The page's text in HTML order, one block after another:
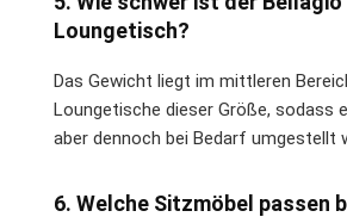
Loungetisch?
Das Gewicht liegt im mittleren
Loungetische dieser Größe, sodass
aber dennoch bei Bedarf umgestellt
6. Welche Sitzmöbel passen